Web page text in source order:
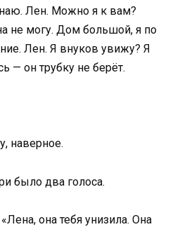
Лен. Можно я к вам?
не могу. Дом большой, я по
Лен. Я внуков увижу? Я
— он трубку не берёт.
наверное.
было два голоса.
она тебя унизила. Она